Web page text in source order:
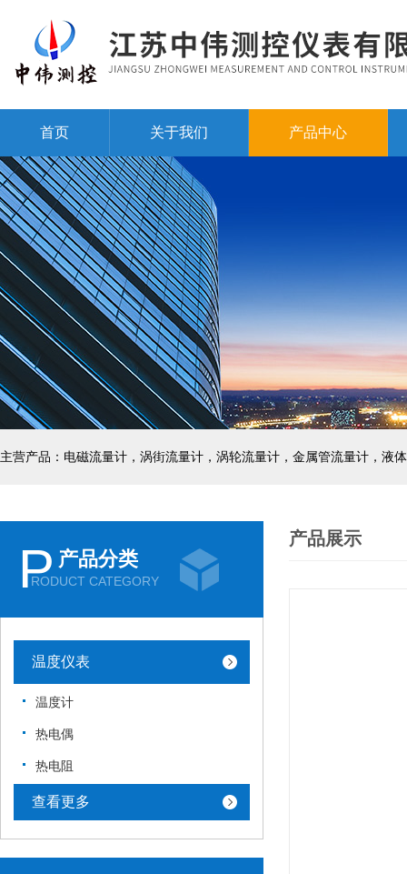
首页 关于我们 产品中心
主营产品：电磁流量计，涡街流量计，涡轮流量计，金属管流量计，液
P 产品分类
RODUCT CATEGORY
温度仪表
温度计
热电偶
热电阻
查看更多
产品展示